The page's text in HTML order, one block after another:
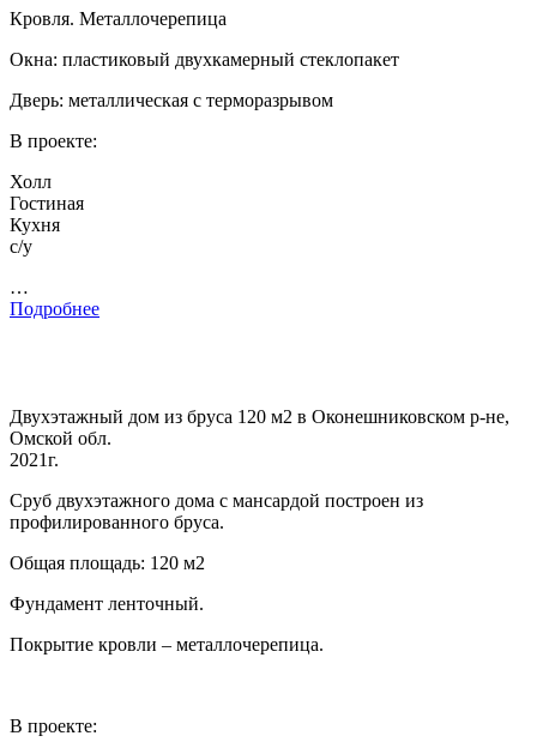
Кровля. Металлочерепица
Окна: пластиковый двухкамерный стеклопакет
Дверь: металлическая с терморазрывом
В проекте:
Холл
Гостиная
Кухня
с/у
…
Подробнее
Двухэтажный дом из бруса 120 м2 в Оконешниковском р-не,
Омской обл.
2021г.
Сруб двухэтажного дома с мансардой построен из
профилированного бруса.
Общая площадь: 120 м2
Фундамент ленточный.
Покрытие кровли – металлочерепица.
В проекте: